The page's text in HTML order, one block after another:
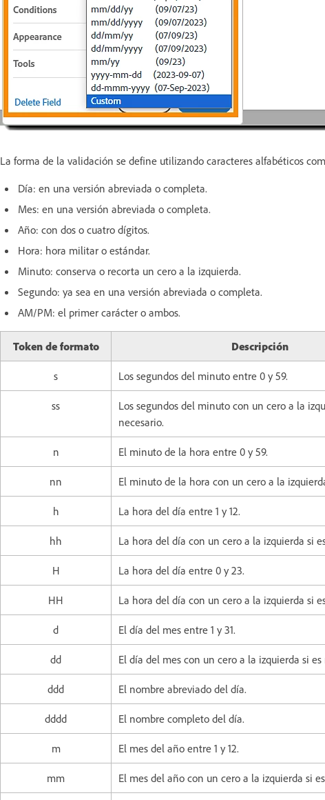
La forma de la validación se define utilizando caracteres alfabéticos
Día: en una versión abreviada o completa.
Mes: en una versión abreviada o completa.
Año: con dos o cuatro dígitos.
Hora: hora militar o estándar.
Minuto: conserva o recorta un cero a la izquierda.
Segundo: ya sea en una versión abreviada o completa.
AM/PM: el primer carácter o ambos.
Token de formato Descripción
s Los segundos del minuto entre 0 y 59.
ss
Los segundos del minuto con un cero a la
necesario.
n El minuto de la hora entre 0 y 59.
nn El minuto de la hora con un cero a la
h La hora del día entre 1 y 12.
hh La hora del día con un cero a la izquierda si
H La hora del día entre 0 y 23.
HH La hora del día con un cero a la izquierda si
d El día del mes entre 1 y 31.
dd El día del mes con un cero a la izquierda si es
ddd El nombre abreviado del día.
dddd El nombre completo del día.
m El mes del año entre 1 y 12.
mm El mes del año con un cero a la izquierda si